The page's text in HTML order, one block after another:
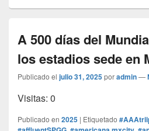
A 500 días del
los estadios sede en
Publicado el julio 31, 2025poradmin—
Visitas: 0
Publicado en 2025 | Etiquetado